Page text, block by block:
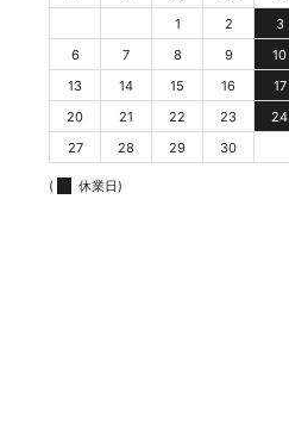
1
2 3
6
7 8 9 10
13
14 15 16 17
20
21 22 23 24
27
28 29 30
( 休業日)